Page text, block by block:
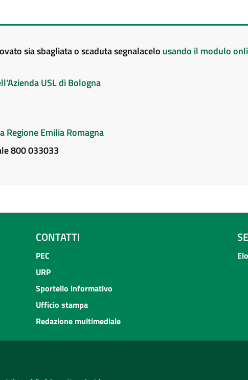
sia sbagliata o scaduta segnalacelo usando il modulo
USL di Bologna
Regione Emilia Romagna
800 033033
CONTATTI
PEC
URP
Sportello informativo
Ufficio stampa
Redazione multimediale